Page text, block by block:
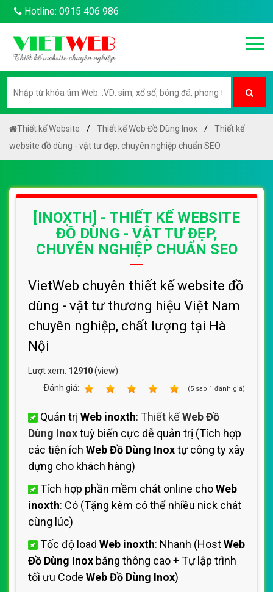
Hotline: 0915 406 986
Thiết kế Website Thiết kế Web Đồ Dùng Inox
Thiết kế
website đồ dùng - vật tư đẹp, chuyên nghiệp chuẩn SEO
[INOXTH] - THIẾT KẾ WEBSITE
ĐỒ DÙNG - VẬT TƯ ĐẸP,
CHUYÊN NGHIỆP CHUẨN SEO
VietWeb chuyên thiết kế website đồ
dùng - vật tư thương hiệu Việt Nam
chuyên nghiệp, chất lượng tại Hà
Nội
Lượt xem: 12910(view)
Ðánh giá:
(5 sao 1 đánh giá)
Quản trị Web inoxth: Thiết kếWeb Đồ
Dùng Inoxtuỳ biến cực dễ quản trị (Tích hợp
các tiện ích Web Đồ Dùng Inoxtự công ty xây
dựng cho khách hàng)
Tích hợp phần mềm chát online choWeb
inoxth: Có (Tặng kèm có thể nhiều nick chát
cùng lúc)
Tốc độ load Web inoxth: Nhanh (HostWeb
Đồ Dùng Inox băng thông cao + Tự lập trình
tối ưu Code Web Đồ Dùng Inox)